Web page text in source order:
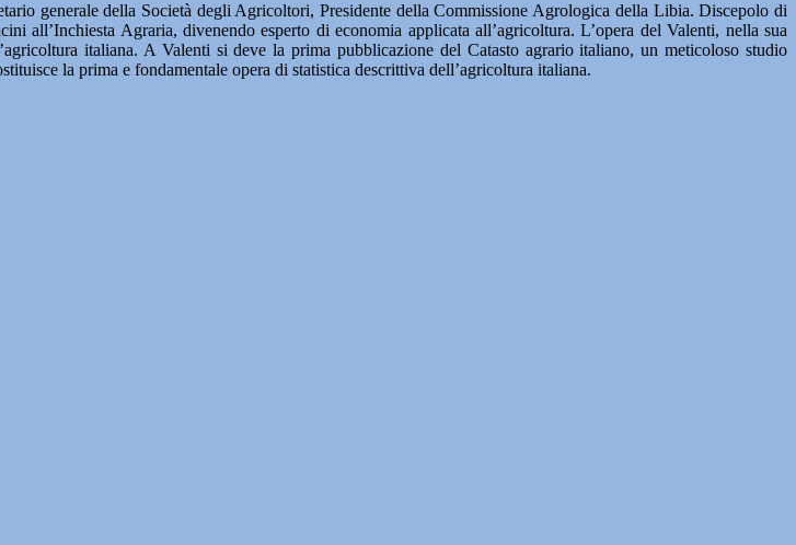
generale della Società degli Agricoltori, Presidente della Commissione Agrologica della Libia. Discepolo di
all’Inchiesta Agraria, divenendo esperto di economia applicata all’agricoltura. L’opera del Valenti, nella sua
italiana. A Valenti si deve la prima pubblicazione del Catasto agrario italiano, un meticoloso studio
la prima e fondamentale opera di statistica descrittiva dell’agricoltura italiana.